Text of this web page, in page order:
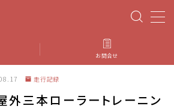
Paris)
お問合せ
走行記録
外三本ローラートレーニン